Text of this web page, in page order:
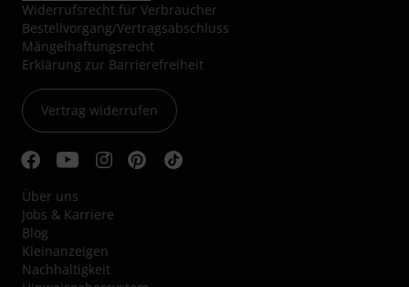
Widerrufsrecht für Verbraucher
Bestellvorgang/Vertragsabschluss
Mängelhaftungsrecht
Erklärung zur Barrierefreiheit
Vertrag widerrufen
Über uns
Jobs & Karriere
Blog
Kleinanzeigen
Nachhaltigkeit